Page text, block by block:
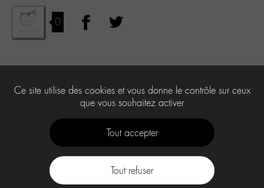
0
Ce site utilise des cookies et vous donne le contrôle sur ceux
que vous souhaitez activer
Tout accepter
Tout refuser